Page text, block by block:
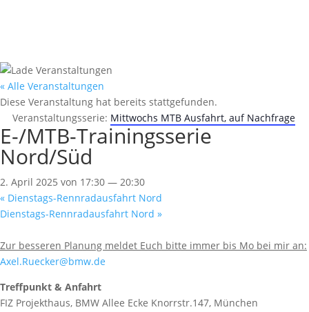
« Alle Veranstaltungen
Diese Veranstaltung hat bereits stattgefunden.
Veranstaltungsserie: Mittwochs MTB Ausfahrt, auf Nachfrage
E-/MTB-Trainingsserie
Nord/Süd
2. April 2025 von 17:30 — 20:30
« Dienstags-Rennradausfahrt Nord
Dienstags-Rennradausfahrt Nord »
Zur besseren Planung meldet Euch bitte immer bis Mo bei mir an:
Axel.Ruecker@bmw.de
Treffpunkt & Anfahrt
FIZ Projekthaus, BMW Allee Ecke Knorrstr.147, München